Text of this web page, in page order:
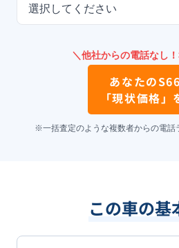
選択してください
＼他社からの電話なし
あなたの
「現状価格」
※一括査定のような複数者からの電話
この車の基